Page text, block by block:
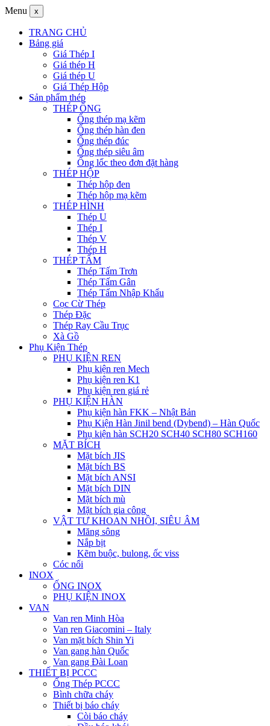
Menu x
TRANG CHỦ
Bảng giá
Giá Thép I
Giá thép H
Giá thép U
Giá Thép Hộp
Sản phẩm thép
THÉP ỐNG
Ống thép mạ kẽm
Ống thép hàn đen
Ống thép đúc
Ống thép siêu âm
Ống lốc theo đơn đặt hàng
THÉP HỘP
Thép hộp đen
Thép hộp mạ kẽm
THÉP HÌNH
Thép U
Thép I
Thép V
Thép H
THÉP TẤM
Thép Tấm Trơn
Thép Tấm Gân
Thép Tấm Nhập Khẩu
Cọc Cừ Thép
Thép Đặc
Thép Ray Cầu Trục
Xà Gồ
Phụ Kiện Thép
PHỤ KIỆN REN
Phụ kiện ren Mech
Phụ kiện ren K1
Phụ kiện ren giá rẻ
PHỤ KIỆN HÀN
Phụ kiện hàn FKK – Nhật Bản
Phụ Kiện Hàn Jinil bend (Dybend) – Hàn Quốc
Phụ kiện hàn SCH20 SCH40 SCH80 SCH160
MẶT BÍCH
Mặt bích JIS
Mặt bích BS
Mặt bích ANSI
Mặt bích DIN
Mặt bích mù
Mặt bích gia công
VẬT TƯ KHOAN NHỒI, SIÊU ÂM
Măng sông
Nắp bịt
Kẽm buộc, bulong, ốc viss
Cóc nối
INOX
ỐNG INOX
PHỤ KIỆN INOX
VAN
Van ren Minh Hòa
Van ren Giacomini – Italy
Van mặt bích Shin Yi
Van gang hàn Quốc
Van gang Đài Loan
THIẾT BỊ PCCC
Ống Thép PCCC
Bình chữa cháy
Thiết bị báo cháy
Còi báo cháy